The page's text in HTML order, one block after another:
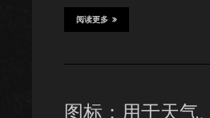
阅读更多
图标：用于天气